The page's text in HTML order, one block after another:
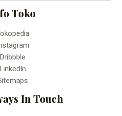
Toko
Dribbble
LinkedIn
In Touch